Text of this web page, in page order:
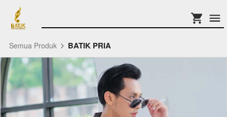
Semua Produk BATIK PRIA